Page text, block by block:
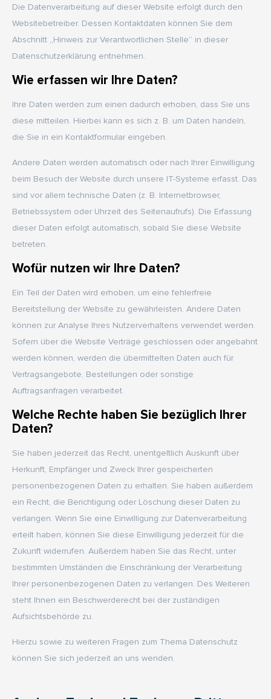
Die Datenverarbeitung auf dieser Website erfolgt durch den
Websitebetreiber. Dessen Kontaktdaten können Sie dem
Abschnitt „Hinweis zur Verantwortlichen Stelle“ in dieser
Datenschutzerklärung entnehmen.
Wie erfassen wir Ihre Daten?
Ihre Daten werden zum einen dadurch erhoben, dass Sie uns
diese mitteilen. Hierbei kann es sich z. B. um Daten handeln,
die Sie in ein Kontaktformular eingeben.
Andere Daten werden automatisch oder nach Ihrer Einwilligung
beim Besuch der Website durch unsere IT-Systeme erfasst. Das
sind vor allem technische Daten (z. B. Internetbrowser,
Betriebssystem oder Uhrzeit des Seitenaufrufs). Die Erfassung
dieser Daten erfolgt automatisch, sobald Sie diese Website
betreten.
Wofür nutzen wir Ihre Daten?
Ein Teil der Daten wird erhoben, um eine fehlerfreie
Bereitstellung der Website zu gewährleisten. Andere Daten
können zur Analyse Ihres Nutzerverhaltens verwendet werden.
Sofern über die Website Verträge geschlossen oder angebahnt
werden können, werden die übermittelten Daten auch für
Vertragsangebote, Bestellungen oder sonstige
Auftragsanfragen verarbeitet.
Welche Rechte haben Sie bezüglich Ihrer
Daten?
Sie haben jederzeit das Recht, unentgeltlich Auskunft über
Herkunft, Empfänger und Zweck Ihrer gespeicherten
personenbezogenen Daten zu erhalten. Sie haben außerdem
ein Recht, die Berichtigung oder Löschung dieser Daten zu
verlangen. Wenn Sie eine Einwilligung zur Datenverarbeitung
erteilt haben, können Sie diese Einwilligung jederzeit für die
Zukunft widerrufen. Außerdem haben Sie das Recht, unter
bestimmten Umständen die Einschränkung der Verarbeitung
Ihrer personenbezogenen Daten zu verlangen. Des Weiteren
steht Ihnen ein Beschwerderecht bei der zuständigen
Aufsichtsbehörde zu.
Hierzu sowie zu weiteren Fragen zum Thema Datenschutz
können Sie sich jederzeit an uns wenden.